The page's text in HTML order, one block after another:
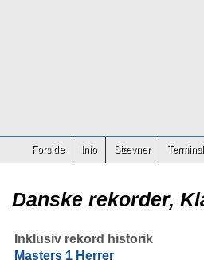
Forside Info Stævner
Danske rekorder,
Inklusiv rekord historik
Masters 1 Herrer